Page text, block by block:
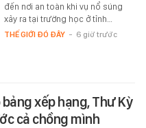
đến nơi an toàn khi vụ nổ súng
xảy ra tại trường học ở tỉnh…
THẾ GIỚI ĐÓ ĐÂY - 6 giờ trước
xếp hạng, Thư Kỳ
cả chồng mình